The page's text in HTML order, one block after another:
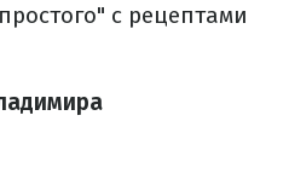
с рецептами